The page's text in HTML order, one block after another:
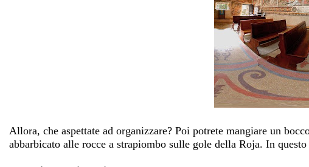
Allora, che aspettate ad organizzare? Poi potrete mangiare un
abbarbicato alle rocce a strapiombo sulle gole della Roja. In